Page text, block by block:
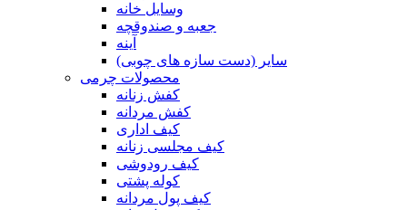
وسایل خانه
جعبه و صندوقچه
آینه
سایر (دست سازه های چوبی)
محصولات چرمی
کفش زنانه
کفش مردانه
کیف اداری
کیف مجلسی زنانه
کیف رودوشی
کوله پشتی
کیف پول مردانه